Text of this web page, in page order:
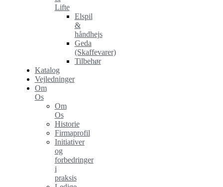
Lifte
Elspil
&
håndhejs
Geda
(Skaffevarer)
Tilbehør
Katalog
Vejledninger
Om
Os
Om
Os
Historie
Firmaprofil
Initiativer
og
forbedringer
i
praksis